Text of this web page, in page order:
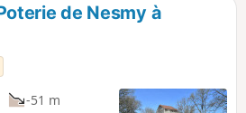
de Nesmy à
-51 m